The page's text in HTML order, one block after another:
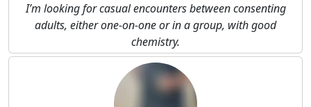
I’m looking for casual encounters between consenting
adults, either one-on-one or in a group, with good
chemistry.